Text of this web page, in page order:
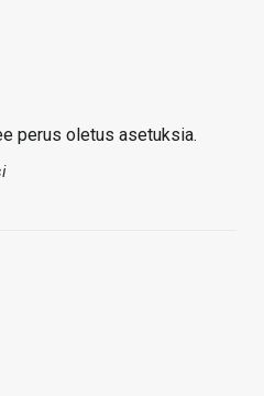
perus oletus asetuksia.